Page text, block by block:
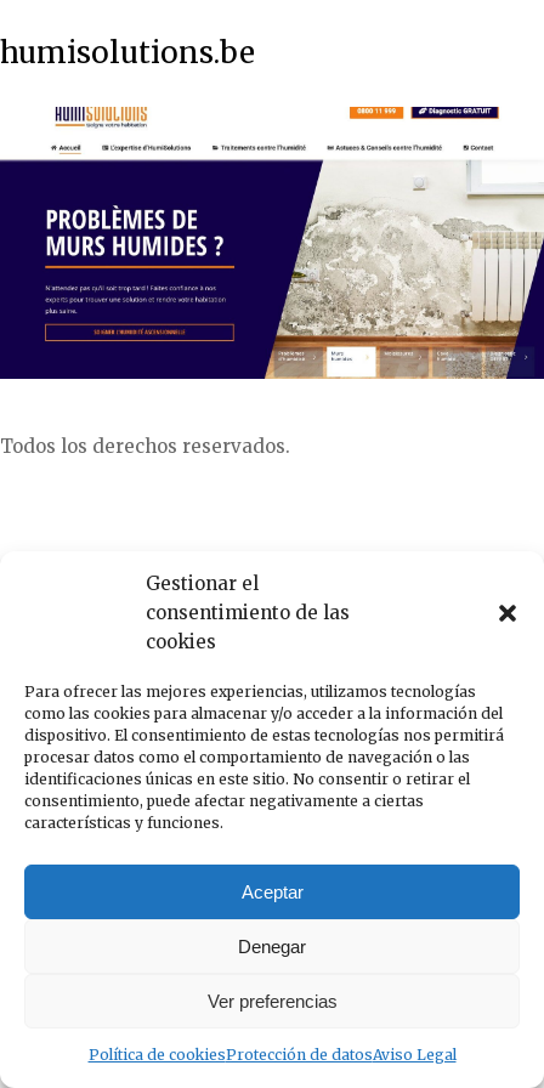
Gestionar el
consentimiento de las
cookies
Para ofrecer las mejores experiencias, utilizamos tecnologías
como las cookies para almacenar y/o acceder a la información del
dispositivo. El consentimiento de estas tecnologías nos permitirá
procesar datos como el comportamiento de navegación o las
identificaciones únicas en este sitio. No consentir o retirar el
consentimiento, puede afectar negativamente a ciertas
características y funciones.
Aceptar
Denegar
Ver preferencias
Política de cookiesProtección de datosAviso Legal
humisolutions.be
Todos los derechos reservados.